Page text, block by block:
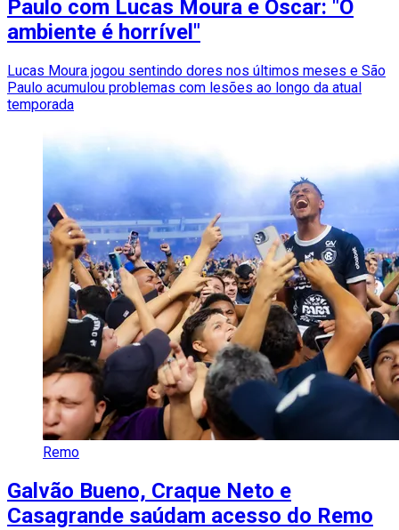
Paulo com Lucas Moura e Oscar: "O
ambiente é horrível"
Lucas Moura jogou sentindo dores nos últimos meses e São
Paulo acumulou problemas com lesões ao longo da atual
temporada
Remo
Galvão Bueno, Craque Neto e
Casagrande saúdam acesso do Remo